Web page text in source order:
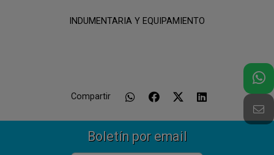
INDUMENTARIA Y EQUIPAMIENTO
Compartir
Boletín por email